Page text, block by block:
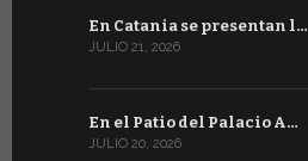
En Catania se presentan l…
JULIO 21, 2026
En el Patio del Palacio A…
JULIO 20, 2026